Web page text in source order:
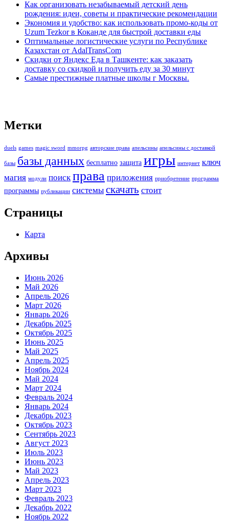
Как организовать незабываемый детский день
рождения: идеи, советы и практические рекомендации
Экономия и удобство: как использовать промо-коды от
Uzum Tezkor в Коканде для быстрой доставки еды
Оптимальные логистические услуги по Республике
Казахстан от AdalTransCom
Скидки от Яндекс Еда в Ташкенте: как заказать
доставку со скидкой и получить еду за 30 минут
Самые престижные платные школы г Москвы.
Метки
duels games magic sword mmorpg авторские права апельсины апельсины с доставкой
базы базы данных бесплатно защита игры интернет ключ
магия модули поиск права приложения приобретение программа
программы публикации системы скачать стоит
Страницы
Карта
Архивы
Июнь 2026
Май 2026
Апрель 2026
Март 2026
Январь 2026
Декабрь 2025
Октябрь 2025
Июнь 2025
Май 2025
Апрель 2025
Ноябрь 2024
Май 2024
Март 2024
Февраль 2024
Январь 2024
Декабрь 2023
Октябрь 2023
Сентябрь 2023
Август 2023
Июль 2023
Июнь 2023
Май 2023
Апрель 2023
Март 2023
Февраль 2023
Декабрь 2022
Ноябрь 2022